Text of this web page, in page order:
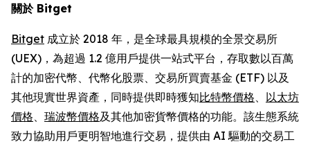
關於 Bitget
Bitget 成立於 2018 年，是全球最具規模的全景交易所
(UEX)，為超過 1.2 億用戶提供一站式平台，存取數以百萬
計的加密代幣、代幣化股票、交易所買賣基金 (ETF) 以及
其他現實世界資產，同時提供即時獲知比特幣價格、 以太坊
價格、 瑞波幣價格及其他加密貨幣價格的功能。該生態系統
致力協助用戶更明智地進行交易，提供由 AI 驅動的交易工